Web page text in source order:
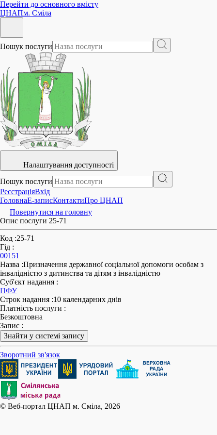
Перейти до основного вмісту
ЦНАПм. Сміла
Пошук послуги
Налаштування доступності
Пошук послуги
РеєстраціяВхід
ГоловнаE-записКонтактиПро ЦНАП
Повернутися на головну
Опис послуги 25-71
Код :25-71
Гід :
00151
Назва :Призначення державної соціальної допомоги особам з
інвалідністю з дитинства та дітям з інвалідністю
Суб'єкт надання :
ПФУ
Строк надання :10 календарних днів
Платність послуги :
Безкоштовна
Запис :
Знайти у системі запису
Зворотний зв'язок
© Веб-портал ЦНАП м. Сміла, 2026